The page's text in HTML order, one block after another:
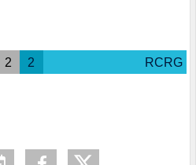
2 2 RCRG